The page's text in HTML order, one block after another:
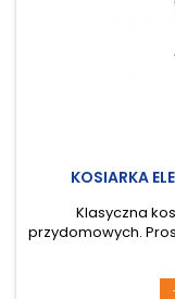
KOSIARKA
Klasyczna
przydomowych.
dzięki